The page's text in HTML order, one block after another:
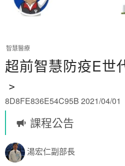
智慧醫療
超前智慧防疫E世
﹥
8D8FE836E54C95B 2021/04/01
課程公告
湯宏仁副部長